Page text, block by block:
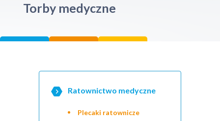
Torby medyczne
Ratownictwo medyczne
Plecaki ratownicze